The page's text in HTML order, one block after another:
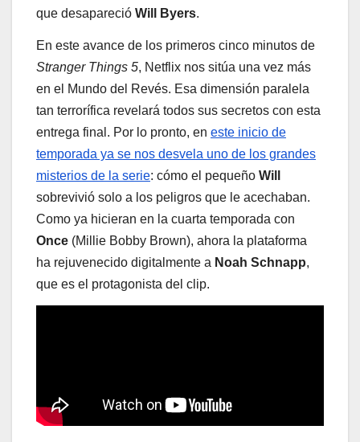
que desapareció Will Byers.
En este avance de los primeros cinco minutos de
Stranger Things 5, Netflix nos sitúa una vez más
en el Mundo del Revés. Esa dimensión paralela
tan terrorífica revelará todos sus secretos con esta
entrega final. Por lo pronto, en este inicio de
temporada ya se nos desvela uno de los grandes
misterios de la serie: cómo el pequeño Will
sobrevivió solo a los peligros que le acechaban.
Como ya hicieran en la cuarta temporada con
Once (Millie Bobby Brown), ahora la plataforma
ha rejuvenecido digitalmente a Noah Schnapp,
que es el protagonista del clip.